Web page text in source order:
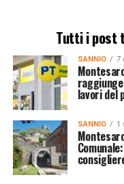
Tutti i post
SANNIO 7
lavori del
SANNIO 1